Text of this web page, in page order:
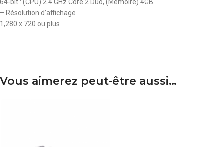
64-bit : (CPU) 2.4 GHz Core 2 Duo, (Mémoire) 4GB
– Résolution d’affichage
1,280 x 720 ou plus
Vous aimerez peut-être aussi…